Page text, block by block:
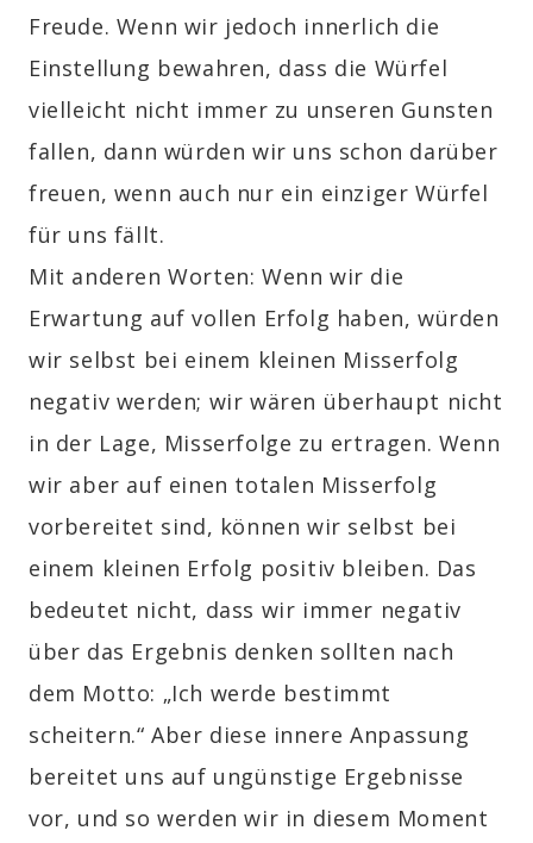
Freude. Wenn wir jedoch innerlich die
Einstellung bewahren, dass die Würfel
vielleicht nicht immer zu unseren Gunsten
fallen, dann würden wir uns schon darüber
freuen, wenn auch nur ein einziger Würfel
für uns fällt.
Mit anderen Worten: Wenn wir die
Erwartung auf vollen Erfolg haben, würden
wir selbst bei einem kleinen Misserfolg
negativ werden; wir wären überhaupt nicht
in der Lage, Misserfolge zu ertragen. Wenn
wir aber auf einen totalen Misserfolg
vorbereitet sind, können wir selbst bei
einem kleinen Erfolg positiv bleiben. Das
bedeutet nicht, dass wir immer negativ
über das Ergebnis denken sollten nach
dem Motto: „Ich werde bestimmt
scheitern.“ Aber diese innere Anpassung
bereitet uns auf ungünstige Ergebnisse
vor, und so werden wir in diesem Moment